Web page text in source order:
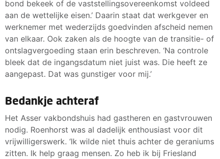
bond bekeek of de vaststellingsovereenkomst voldeed
aan de wettelijke eisen.’ Daarin staat dat werkgever en
werknemer met wederzijds goedvinden afscheid nemen
van elkaar. Ook zaken als de hoogte van de transitie- of
ontslagvergoeding staan erin beschreven. ‘Na controle
bleek dat de ingangsdatum niet juist was. Die heeft ze
aangepast. Dat was gunstiger voor mij.’
Bedankje achteraf
Het Asser vakbondshuis had gastheren en gastvrouwen
nodig. Roenhorst was al dadelijk enthousiast voor dit
vrijwilligerswerk. ‘Ik wilde niet thuis achter de geraniums
zitten. Ik help graag mensen. Zo heb ik bij Friesland